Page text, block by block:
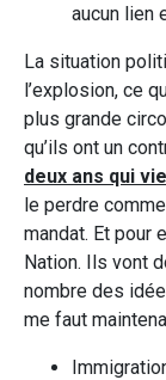
aucun lien
La situation
l’explosion, ce
plus grande
qu’ils ont un
deux ans qui
le perdre
mandat. Et pour
Nation. Ils vont
nombre des
me faut